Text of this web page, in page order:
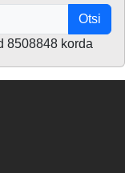
Otsi
8508848 korda